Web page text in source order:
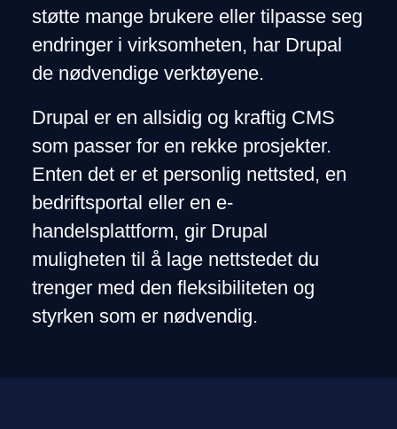
støtte mange brukere eller tilpasse seg
endringer i virksomheten, har Drupal
de nødvendige verktøyene.
Drupal er en allsidig og kraftig CMS
som passer for en rekke prosjekter.
Enten det er et personlig nettsted, en
bedriftsportal eller en e-
handelsplattform, gir Drupal
muligheten til å lage nettstedet du
trenger med den fleksibiliteten og
styrken som er nødvendig.